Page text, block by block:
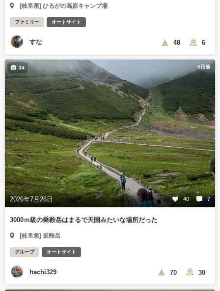
[岐阜県] ひるがの高原キャンプ場
ファミリー オートサイト
すな 48 6
5日前
2026年7月26日 40 7
34
3000ｍ級の乗鞍岳はまるで天国みたいな場所だった
[岐阜県] 乗鞍岳
グループ オートサイト
hachi329 70 30